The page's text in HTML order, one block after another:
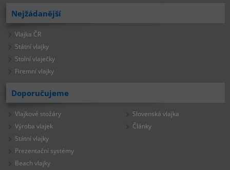
Nejžádanější
Vlajka ČR
Státní vlajky
Stolní vlaječky
Firemní vlajky
Doporučujeme
Vlajkové stožáry
Výroba vlajek
Státní vlajky
Prezentační systémy
Beach vlajky
Slovenská vlajka
Články